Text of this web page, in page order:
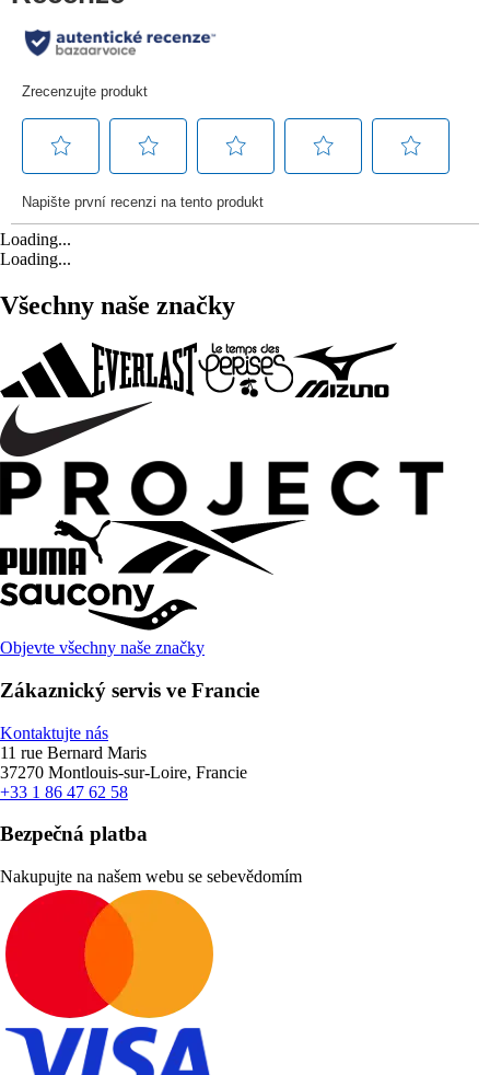
Loading...
Loading...
Všechny naše značky
Objevte všechny naše značky
Zákaznický servis ve Francie
Kontaktujte nás
11 rue Bernard Maris
37270 Montlouis-sur-Loire, Francie
+33 1 86 47 62 58
Bezpečná platba
Nakupujte na našem webu se sebevědomím